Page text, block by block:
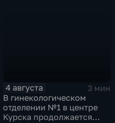
4 августа
3 мин
В гинекологическом
отделении №1 в центре
Курска продолжается